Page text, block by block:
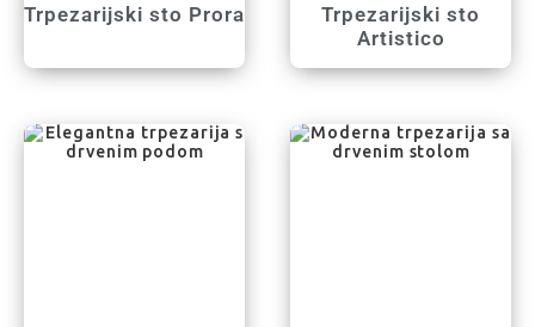
Trpezarijski sto Prora
Trpezarijski sto
Artistico